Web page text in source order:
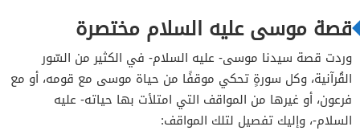
قصة موسى عليه السلام مختصرة
وردت قصة سيدنا موسى- عليه السلام- في الكثير من السّور
القُرآنية، وكل سورةٍ تحكي موقفًا من حياة موسى مع قومه، أو مع
فرعون، أو غيرها من المواقف التي امتلأت بها حياته- عليه
السلام-، وإليك تفصيل لتلك المواقف: